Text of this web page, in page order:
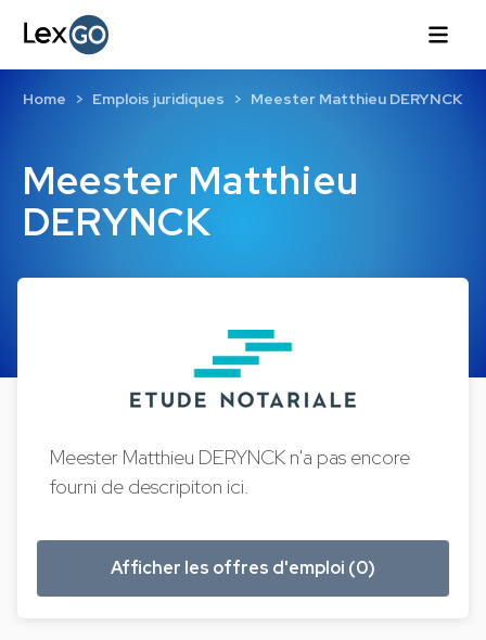
Meester Matthieu
DERYNCK
Home Emplois juridiques Meester Matthieu DERYNCK
Meester Matthieu DERYNCK n'a pas encore
fourni de descripiton ici.
Afficher les offres d'emploi (0)